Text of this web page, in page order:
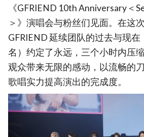
《GFRIEND 10th Anniversary＜
＞》演唱会与粉丝们见面。在这
GFRIEND 延续团队的过去与现在
名）约定了永远，三个小时内压
观众带来无限的感动，以流畅的
歌唱实力提高演出的完成度。